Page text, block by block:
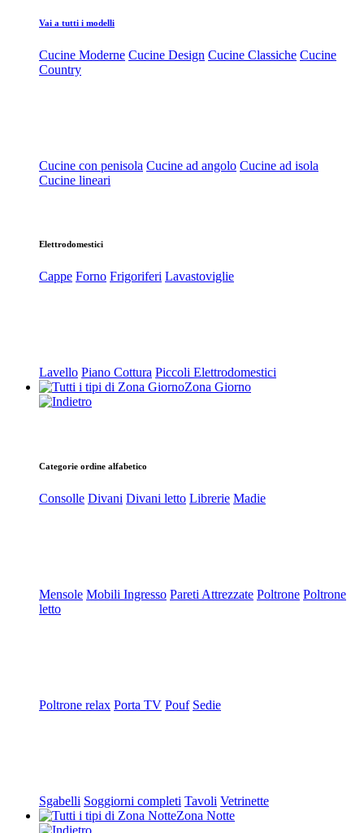
Vai a tutti i modelli
Cucine Moderne Cucine Design Cucine Classiche Cucine
Country
Cucine con penisola Cucine ad angolo Cucine ad isola
Cucine lineari
Elettrodomestici
Cappe Forno Frigoriferi Lavastoviglie
Lavello Piano Cottura Piccoli Elettrodomestici
Zona Giorno
Categorie ordine alfabetico
Consolle Divani Divani letto Librerie Madie
Mensole Mobili Ingresso Pareti Attrezzate Poltrone Poltrone
letto
Poltrone relax Porta TV Pouf Sedie
Sgabelli Soggiorni completi Tavoli Vetrinette
Zona Notte